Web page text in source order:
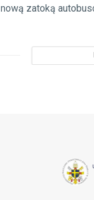
nową zatoką